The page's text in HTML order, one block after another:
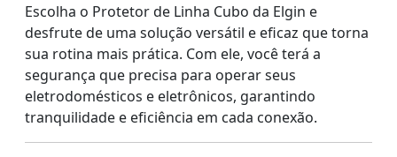
Escolha o Protetor de Linha Cubo da Elgin e
desfrute de uma solução versátil e eficaz que torna
sua rotina mais prática. Com ele, você terá a
segurança que precisa para operar seus
eletrodomésticos e eletrônicos, garantindo
tranquilidade e eficiência em cada conexão.